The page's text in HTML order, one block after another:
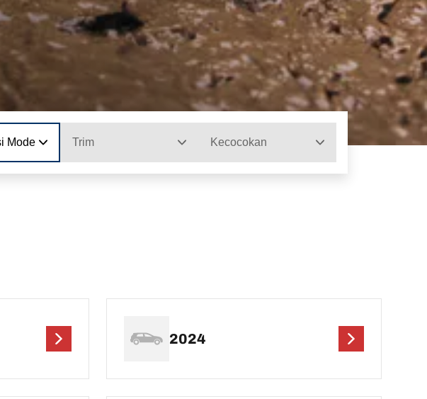
Model Trim Kecocokan
2024